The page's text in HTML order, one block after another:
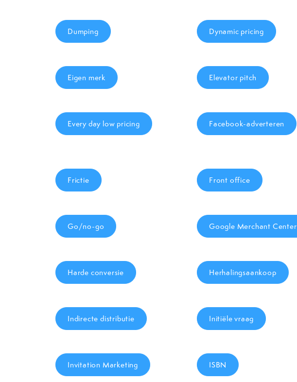
Dumping Dynamic pricing
Eigen merk Elevator pitch
Every day low pricing Facebook-adverteren
Frictie Front office
Go/no-go Google Merchant Center
Harde conversie Herhalingsaankoop
Indirecte distributie Initiële vraag
Invitation Marketing ISBN